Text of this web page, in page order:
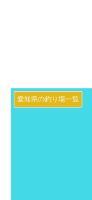
愛知県の釣り場一覧